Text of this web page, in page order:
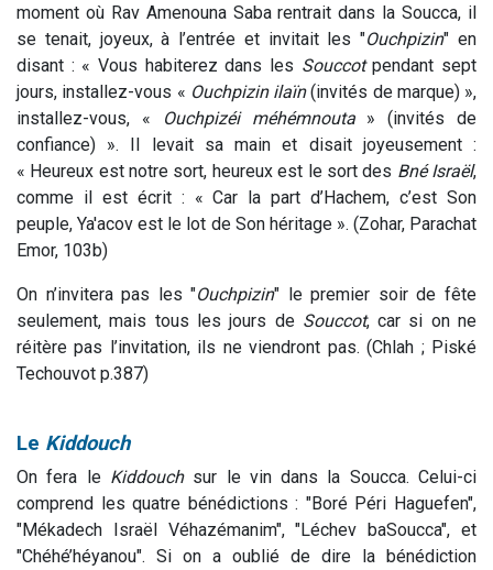
moment où Rav Amenouna Saba rentrait dans la Soucca, il
se tenait, joyeux, à l’entrée et invitait les "Ouchpizin" en
disant : « Vous habiterez dans les Souccotpendant sept
jours, installez-vous « Ouchpizin ilaïn(invités de marque) »,
installez-vous, «
Ouchpizéi méhémnouta » (invités de
confiance) ». Il levait sa main et disait joyeusement :
« Heureux est notre sort, heureux est le sort des Bné Israël,
comme il est écrit : « Car la part d’Hachem, c’est Son
peuple, Ya'acov est le lot de Son héritage ». (Zohar, Parachat
Emor, 103b)
On n’invitera pas les "Ouchpizin" le premier soir de fête
seulement, mais tous les jours de Souccot, car si on ne
réitère pas l’invitation, ils ne viendront pas. (Chlah ; Piské
Techouvot p.387)
Le Kiddouch
On fera le Kiddouchsur le vin dans la Soucca. Celui-ci
comprend les quatre bénédictions : "Boré Péri Haguefen",
"Mékadech Israël Véhazémanim", "Léchev baSoucca", et
"Chéhé’héyanou". Si on a oublié de dire la bénédiction